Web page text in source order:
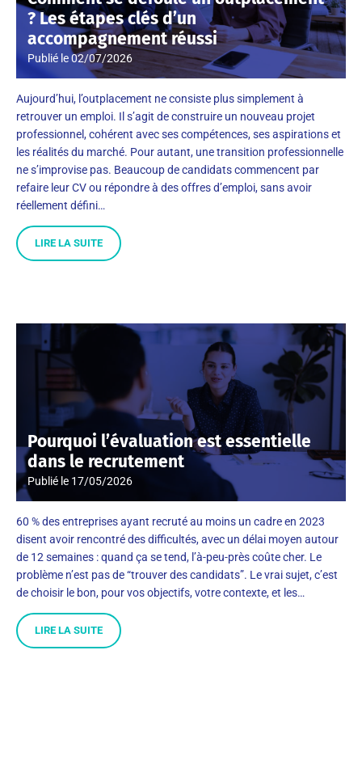
? Les étapes clés d’un
accompagnement réussi
Publié le02/07/2026
Aujourd’hui, l’outplacement ne consiste plus simplement à
retrouver un emploi. Il s’agit de construire un nouveau projet
professionnel, cohérent avec ses compétences, ses aspirations et
les réalités du marché. Pour autant, une transition professionnelle
ne s’improvise pas. Beaucoup de candidats commencent par
refaire leur CV ou répondre à des offres d’emploi, sans avoir
réellement défini…
LIRE LA SUITE
Pourquoi l’évaluation est essentielle
dans le recrutement
Publié le 17/05/2026
60 % des entreprises ayant recruté au moins un cadre en 2023
disent avoir rencontré des difficultés, avec un délai moyen autour
de 12 semaines : quand ça se tend, l’à-peu-près coûte cher. Le
problème n’est pas de “trouver des candidats”. Le vrai sujet, c’est
de choisir le bon, pour vos objectifs, votre contexte, et les…
LIRE LA SUITE